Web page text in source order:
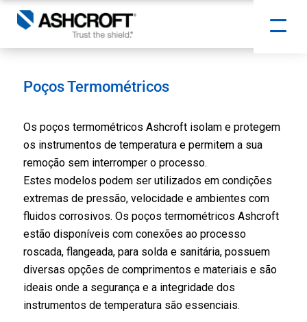
Poços Termométricos
Os poços termométricos Ashcroft isolam e protegem
os instrumentos de temperatura e permitem a sua
remoção sem interromper o processo.
Estes modelos podem ser utilizados em condições
extremas de pressão, velocidade e ambientes com
fluidos corrosivos. Os poços termométricos Ashcroft
estão disponíveis com conexões ao processo
roscada, flangeada, para solda e sanitária, possuem
diversas opções de comprimentos e materiais e são
ideais onde a segurança e a integridade dos
instrumentos de temperatura são essenciais.